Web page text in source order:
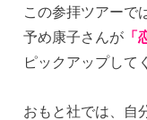
この参拝ツアーで
予め康子さんが 「
ピックアップして
おもと社では、自